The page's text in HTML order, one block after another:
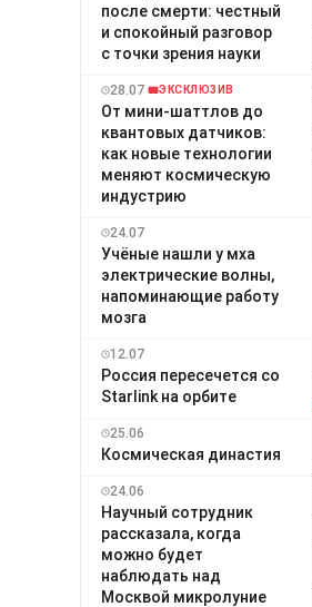
после смерти: честный
и спокойный разговор
с точки зрения науки
28.07 ЭКСКЛЮЗИВ
От мини-шаттлов до
квантовых датчиков:
как новые технологии
меняют космическую
индустрию
24.07
Учёные нашли у мха
электрические волны,
напоминающие работу
мозга
12.07
Россия пересечется со
Starlink на орбите
25.06
Космическая династия
24.06
Научный сотрудник
рассказала, когда
можно будет
наблюдать над
Москвой микролуние